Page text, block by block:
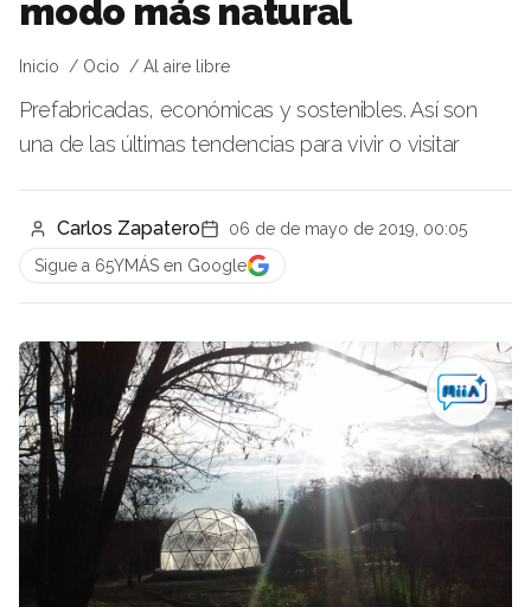
modo más natural
Inicio Ocio Al aire libre
Prefabricadas, económicas y sostenibles. Así son
una de las últimas tendencias para vivir o visitar
Carlos Zapatero
06 de de mayo de 2019, 00:05
Sigue a 65YMÁS en Google